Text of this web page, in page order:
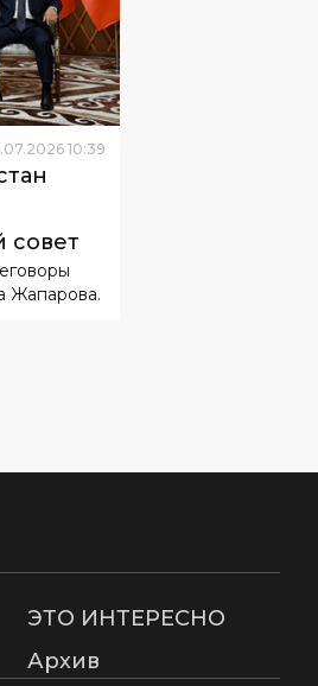
.07.2026 10:39
совет
ЭТО ИНТЕРЕСНО
Архив